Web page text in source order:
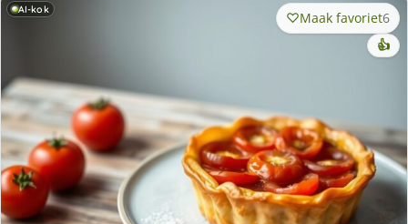
AI-kok Maak favoriet6
👍